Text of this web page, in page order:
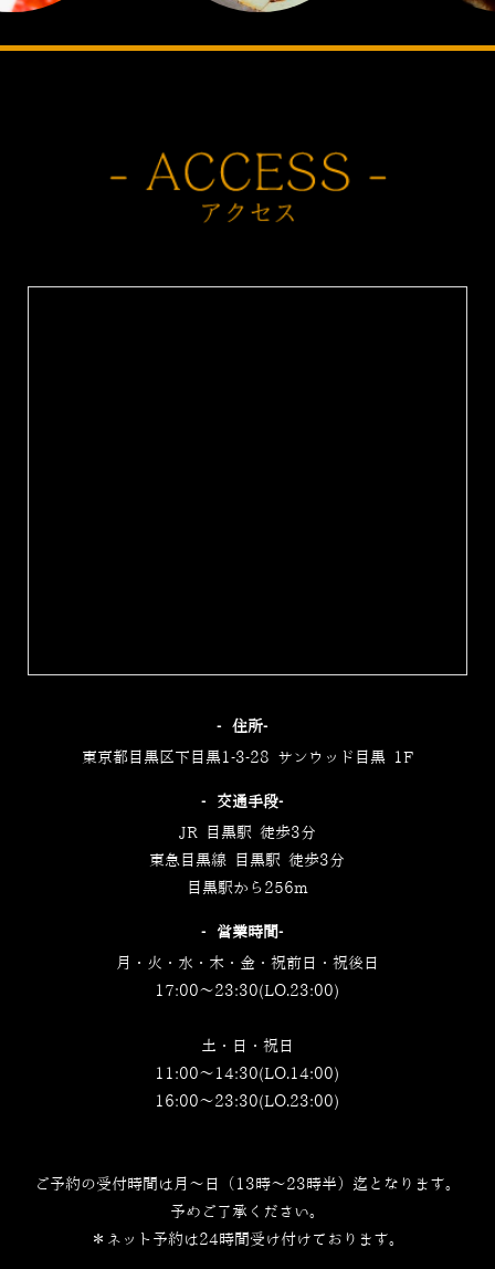
‐住所‐
東京都目黒区下目黒1-3-28 サンウッド目黒 1F
‐交通手段‐
JR 目黒駅 徒歩3分
東急目黒線 目黒駅 徒歩3分
目黒駅から256m
‐営業時間‐
月・火・水・木・金・祝前日・祝後日
17:00～23:30(LO.23:00)
土・日・祝日
11:00～14:30(LO.14:00)
16:00～23:30(LO.23:00)
ご予約の受付時間は月～日（13時～23時半）迄となります。
予めご了承ください。
＊ネット予約は24時間受け付けております。